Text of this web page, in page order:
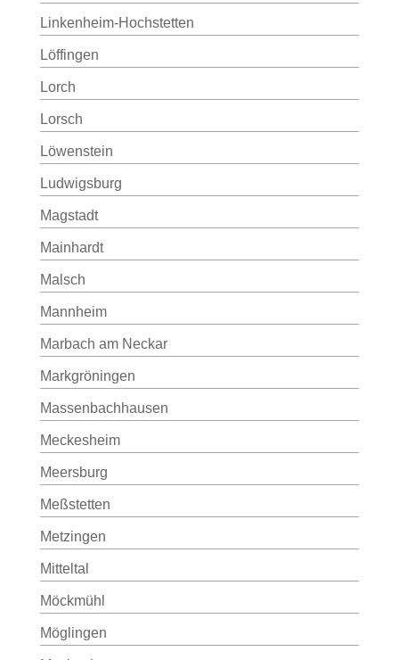
Linkenheim-Hochstetten
Löffingen
Lorch
Lorsch
Löwenstein
Ludwigsburg
Magstadt
Mainhardt
Malsch
Mannheim
Marbach am Neckar
Markgröningen
Massenbachhausen
Meckesheim
Meersburg
Meßstetten
Metzingen
Mitteltal
Möckmühl
Möglingen